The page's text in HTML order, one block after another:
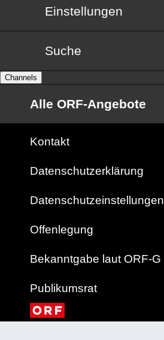
Einstellungen
Suche
Channels
Alle ORF-Angebote
Kontakt
Datenschutzerklärung
Datenschutzeinstellungen
Offenlegung
Bekanntgabe laut ORF-G
Publikumsrat